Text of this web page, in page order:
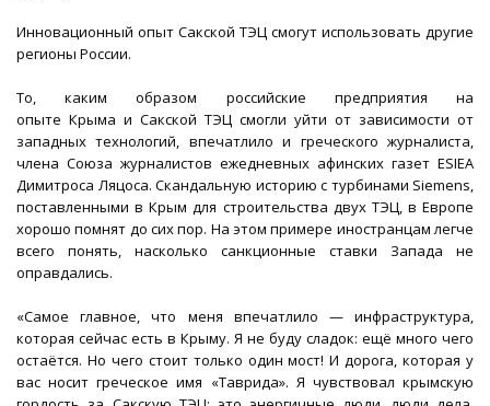
Инновационный опыт Сакской ТЭЦ смогут использовать другие
регионы России.
То, каким образом российские предприятия на
опыте Крыма и Сакской ТЭЦ смогли уйти от зависимости от
западных технологий, впечатлило и греческого журналиста,
члена Союза журналистов ежедневных афинских газет ESIEA
Димитроса Ляцоса. Скандальную историю с турбинами Siemens,
поставленными в Крым для строительства двух ТЭЦ, в Европе
хорошо помнят до сих пор. На этом примере иностранцам легче
всего понять, насколько санкционные ставки Запада не
оправдались.
«Самое главное, что меня впечатлило — инфраструктура,
которая сейчас есть в Крыму. Я не буду сладок: ещё много чего
остаётся. Но чего стоит только один мост! И дорога, которая у
вас носит греческое имя «Таврида». Я чувствовал крымскую